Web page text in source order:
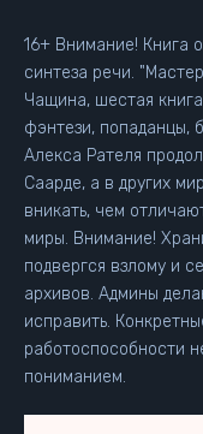
16+ Внимание! Книга
синтеза речи.
Чащина, шестая
фэнтези, попаданцы,
Алекса Рателя
Саарде, а в других
вникать, чем
миры. Внимание! Хранилище аудиокниг archive.org
подвергся взлому и
архивов. Админы
исправить.
работоспособности
пониманием.